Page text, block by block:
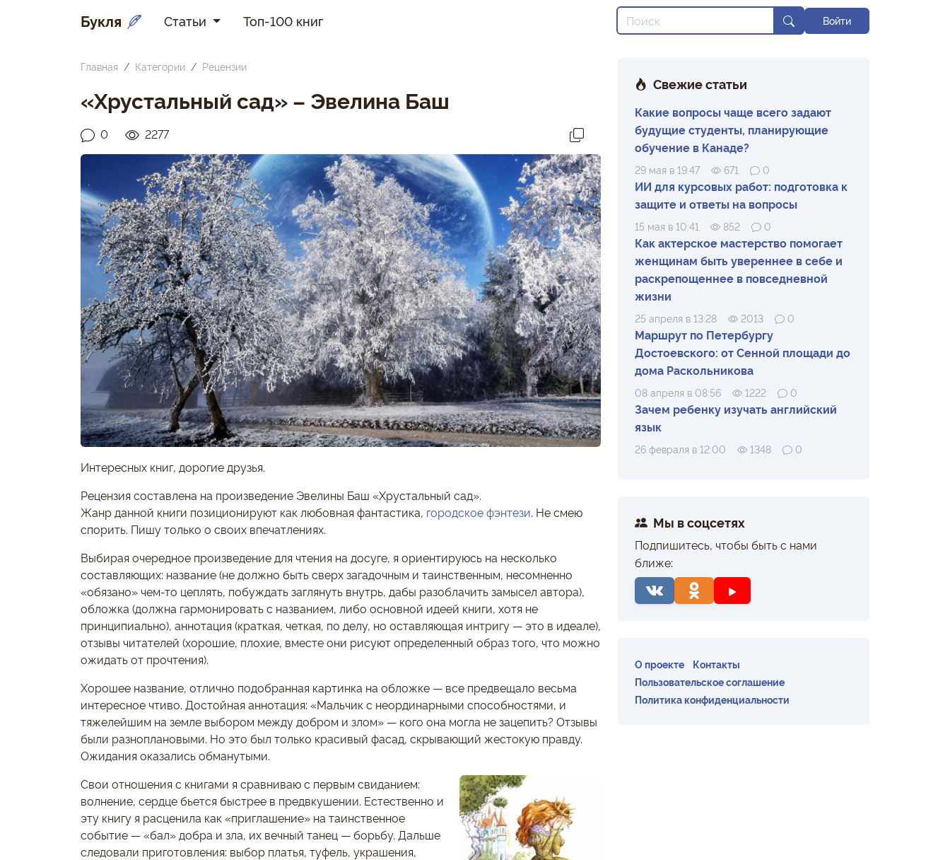
Букля Статьи Топ-100 книг Войти
Главная Категории Рецензии
«Хрустальный сад» – Эвелина Баш
0 2277
Интересных книг, дорогие друзья.
Рецензия составлена на произведение Эвелины Баш «Хрустальный сад».
Жанр данной книги позиционируют как любовная фантастика, городское фэнтези. Не смею
спорить. Пишу только о своих впечатлениях.
Выбирая очередное произведение для чтения на досуге, я ориентируюсь на несколько
составляющих: название (не должно быть сверх загадочным и таинственным, несомненно
«обязано» чем-то цеплять, побуждать заглянуть внутрь, дабы разоблачить замысел автора),
обложка (должна гармонировать с названием, либо основной идеей книги, хотя не
принципиально), аннотация (краткая, четкая, по делу, но оставляющая интригу — это в идеале),
отзывы читателей (хорошие, плохие, вместе они рисуют определенный образ того, что можно
ожидать от прочтения).
Хорошее название, отлично подобранная картинка на обложке — все предвещало весьма
интересное чтиво. Достойная аннотация: «Мальчик с неординарными способностями, и
тяжелейшим на земле выбором между добром и злом» — кого она могла не зацепить? Отзывы
были разноплановыми. Но это был только красивый фасад, скрывающий жестокую правду.
Ожидания оказались обманутыми.
Свои отношения с книгами я сравниваю с первым свиданием:
волнение, сердце бьется быстрее в предвкушении. Естественно и
эту книгу я расценила как «приглашение» на таинственное
событие — «бал» добра и зла, их вечный танец — борьбу. Дальше
следовали приготовления: выбор платья, туфель, украшения,
Свежие статьи
Какие вопросы чаще всего задают
будущие студенты, планирующие
обучение в Канаде?
29 мая в 19:47 671 0
ИИ для курсовых работ: подготовка к
защите и ответы на вопросы
15 мая в 10:41 852 0
Как актерское мастерство помогает
женщинам быть увереннее в себе и
раскрепощеннее в повседневной
жизни
25 апреля в 13:28 2013 0
Маршрут по Петербургу
Достоевского: от Сенной площади до
дома Раскольникова
08 апреля в 08:56 1222 0
Зачем ребенку изучать английский
язык
26 февраля в 12:00 1348 0
Мы в соцсетях
Подпишитесь, чтобы быть с нами
ближе:
О проекте
Контакты
Пользовательское соглашение
Политика конфиденциальности